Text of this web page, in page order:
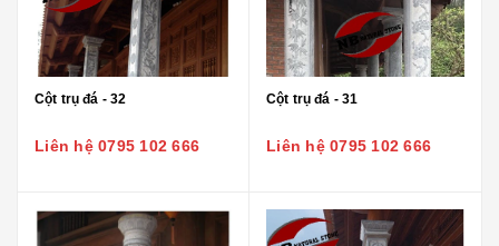
Cột trụ đá - 32
Liên hệ 0795 102 666
Cột trụ đá - 31
Liên hệ 0795 102 666